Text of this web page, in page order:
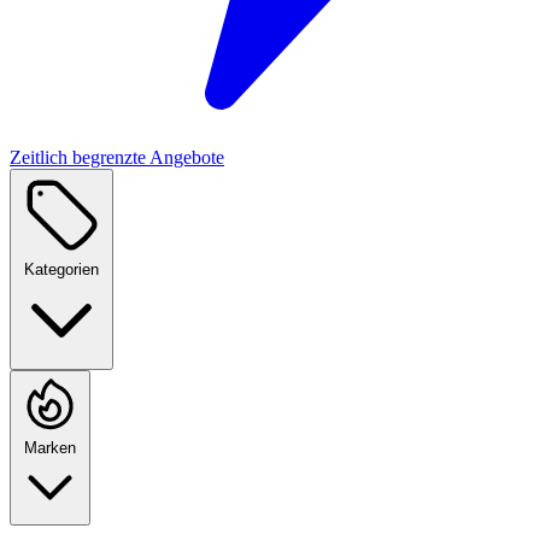
Zeitlich begrenzte Angebote
Kategorien
Marken